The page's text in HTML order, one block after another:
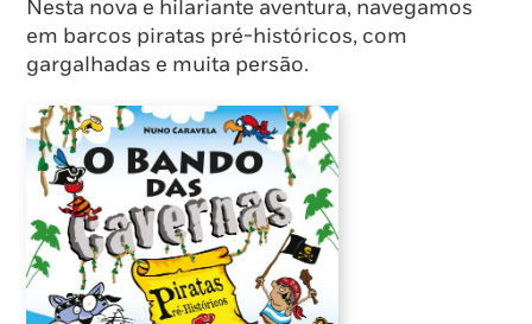
Nesta nova e hilariante aventura, navegamos
em barcos piratas pré-históricos, com
gargalhadas e muita persão.